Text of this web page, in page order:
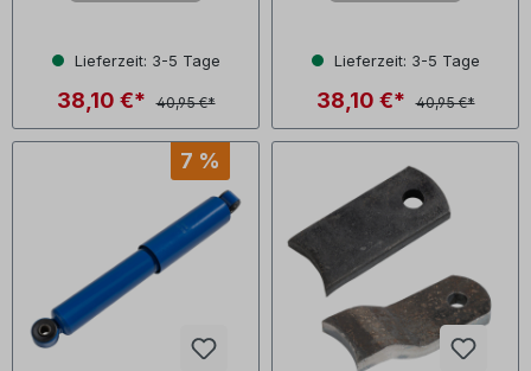
Lieferzeit: 3-5 Tage
38,10 €* 40,95 €*
Lieferzeit: 3-5 Tage
38,10 €* 40,95 €*
7 %